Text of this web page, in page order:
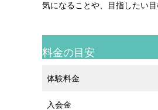
気になることや、目指したい
料金の目安
体験料金
入会金